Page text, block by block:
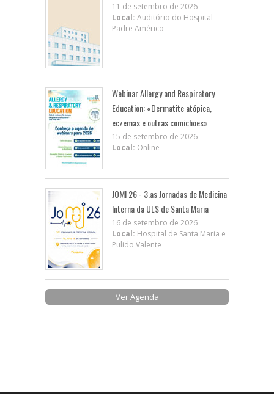
11 de setembro de 2026
Local: Auditório do Hospital
Padre Américo
Webinar Allergy and Respiratory
Education: «Dermatite atópica,
eczemas e outras comichões»
15 de setembro de 2026
Local: Online
JOMI 26 - 3.as Jornadas de Medicina
Interna da ULS de Santa Maria
16 de setembro de 2026
Local: Hospital de Santa Maria e
Pulido Valente
Ver Agenda